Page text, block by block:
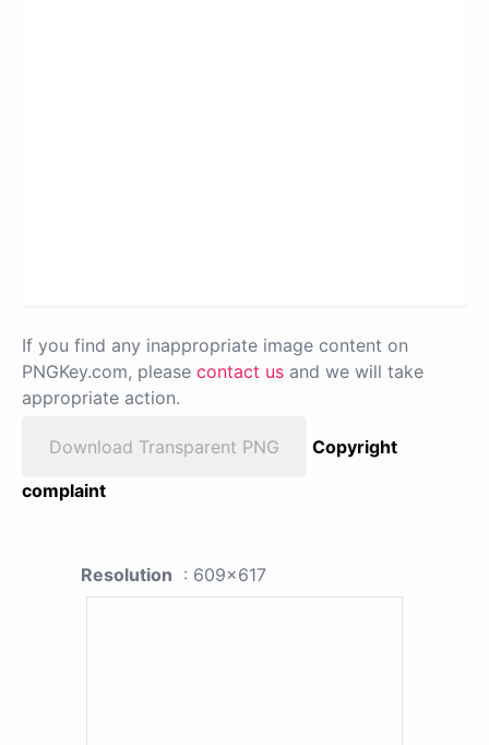
If you find any inappropriate image content on
PNGKey.com, please contact us and we will take
appropriate action.
Download Transparent PNG
Copyright
complaint
Resolution : 609x617